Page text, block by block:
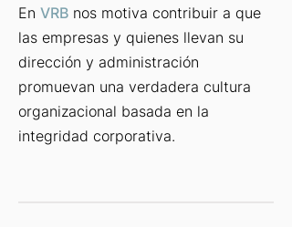
En VRB nos motiva contribuir a que
las empresas y quienes llevan su
dirección y administración
promuevan una verdadera cultura
organizacional basada en la
integridad corporativa.